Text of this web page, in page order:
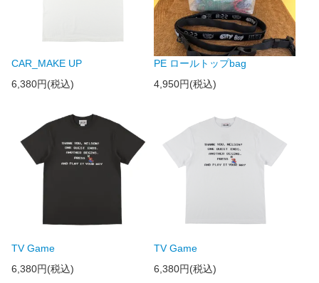
CAR_MAKE UP
6,380円(税込)
PE ロールトップbag
4,950円(税込)
TV Game
6,380円(税込)
TV Game
6,380円(税込)